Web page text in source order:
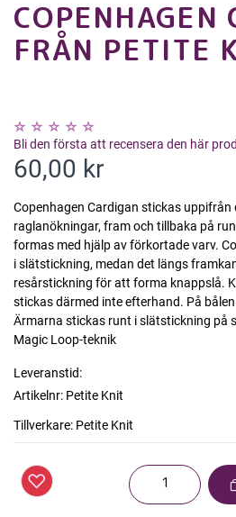
COPENHAGEN
FRÅN PETITE
Bli den första att recensera den här
60,00 kr
Copenhagen Cardigan stickas uppifrån
raglanökningar, fram och tillbaka på
formas med hjälp av förkortade varv.
i slätstickning, medan det längs
resårstickning för att forma knappslå.
stickas därmed inte efterhand. På
Ärmarna stickas runt i slätstickning på
Magic Loop-teknik
Leveranstid:
Artikelnr: Petite Knit
Tillverkare: Petite Knit